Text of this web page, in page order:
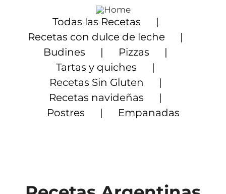
contenido
Todas las Recetas
Recetas con dulce de leche
Budines
Pizzas
Tartas y quiches
Recetas Sin Gluten
Recetas navideñas
Postres
Empanadas